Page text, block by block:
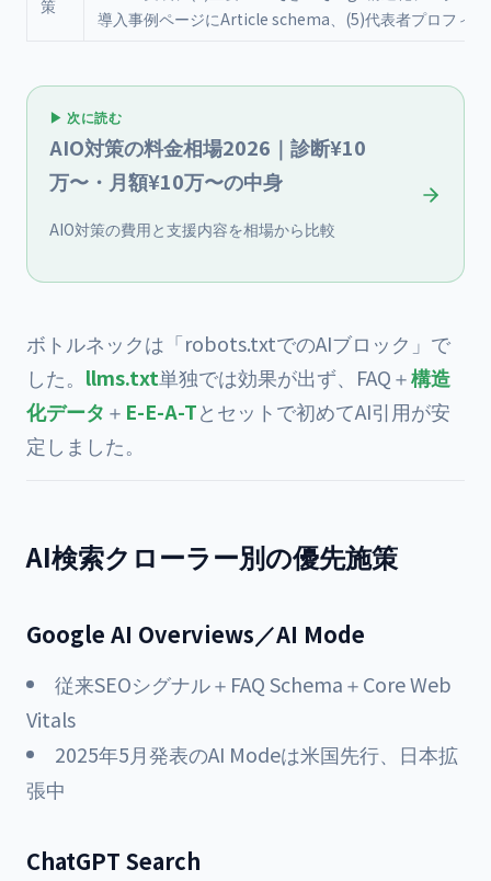
策
導入事例ページにArticle schema、(5)代表者プロフィ
▶ 次に読む
AIO対策の料金相場2026｜診断¥10
万〜・月額¥10万〜の中身
AIO対策の費用と支援内容を相場から比較
ボトルネックは「robots.txtでのAIブロック」で
した。 llms.txt単独では効果が出ず、FAQ＋構造
化データ ＋ E-E-A-Tとセットで初めてAI引用が安
定しました。
AI検索クローラー別の優先施策
Google AI Overviews／AI Mode
従来SEOシグナル＋FAQ Schema＋Core Web
Vitals
2025年5月発表のAI Modeは米国先行、日本拡
張中
ChatGPT Search